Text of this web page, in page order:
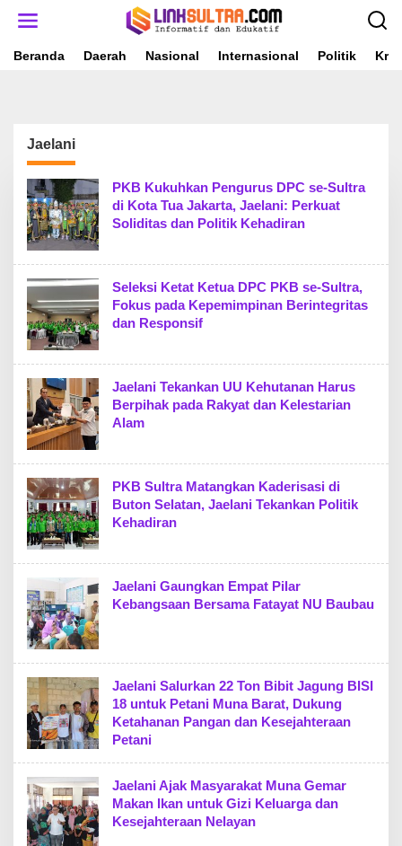
Beranda Daerah Nasional Internasional Politik
Jaelani
PKB Kukuhkan Pengurus DPC se-Sultra
di Kota Tua Jakarta, Jaelani: Perkuat
Soliditas dan Politik Kehadiran
Seleksi Ketat Ketua DPC PKB se-Sultra,
Fokus pada Kepemimpinan Berintegritas
dan Responsif
Jaelani Tekankan UU Kehutanan Harus
Berpihak pada Rakyat dan Kelestarian
Alam
PKB Sultra Matangkan Kaderisasi di
Buton Selatan, Jaelani Tekankan Politik
Kehadiran
Jaelani Gaungkan Empat Pilar
Kebangsaan Bersama Fatayat NU Baubau
Jaelani Salurkan 22 Ton Bibit Jagung BISI
18 untuk Petani Muna Barat, Dukung
Ketahanan Pangan dan Kesejahteraan
Petani
Jaelani Ajak Masyarakat Muna Gemar
Makan Ikan untuk Gizi Keluarga dan
Kesejahteraan Nelayan